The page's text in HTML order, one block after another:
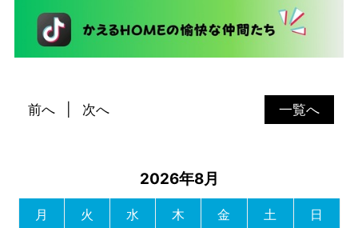
一覧へ
前へ 次へ
2026年8月
月 火 水 木 金 土 日